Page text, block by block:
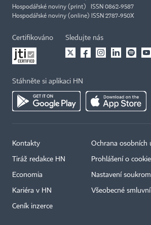
Hospodářské noviny (print) ISSN 0862-9587
Hospodářské noviny (online) ISSN 2787-950X
Certifikováno Sledujte nás
Stáhněte si aplikaci HN
Kontakty
Tiráž redakce HN
Economia
Kariéra v HN
Ceník inzerce
Ochrana osobních
Prohlášení o
Nastavení
Všeobecné